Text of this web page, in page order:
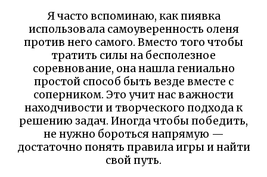
Я часто вспоминаю, как пиявка
использовала самоуверенность оленя
против него самого. Вместо того чтобы
тратить силы на бесполезное
соревнование, она нашла гениально
простой способ быть везде вместе с
соперником. Это учит нас важности
находчивости и творческого подхода к
решению задач. Иногда чтобы победить,
не нужно бороться напрямую —
достаточно понять правила игры и найти
свой путь.